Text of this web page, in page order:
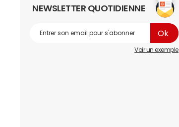
NEWSLETTER QUOTIDIENNE
Voir un exemple